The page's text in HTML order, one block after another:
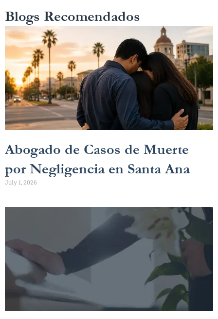
Blogs Recomendados
Abogado de Casos de Muerte
por Negligencia en Santa Ana
July 1, 2026